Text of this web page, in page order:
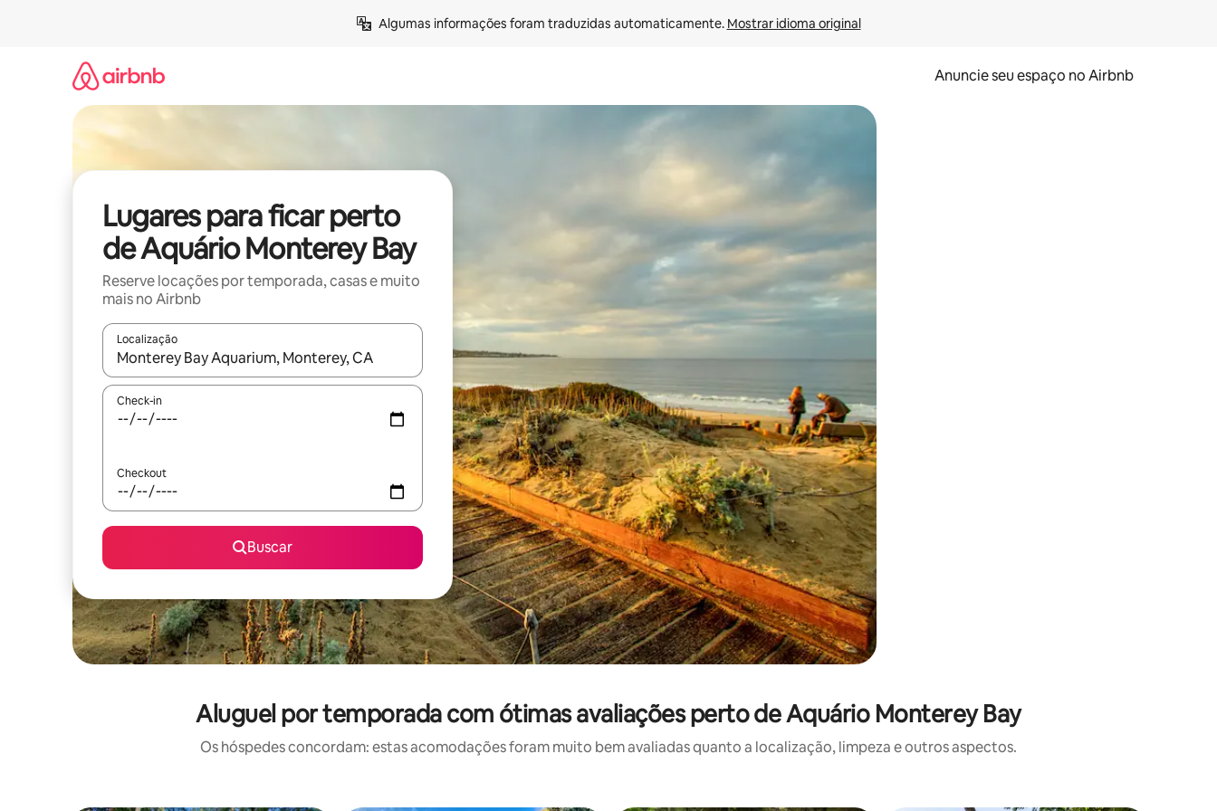
Algumas informações foram traduzidas automaticamente. Mostrar idioma original
Anuncie seu espaço no Airbnb
Lugares para ficar perto
de Aquário Monterey Bay
Reserve locações por temporada, casas e muito
mais no Airbnb
Localização
Quando os resultados estiverem disponíveis, explore-os usando as seta para cima e para baixo do teclado ou tocando e deslizando o dedo na tela.
Check-in
Checkout
Buscar
Aluguel por temporada com ótimas avaliações perto de Aquário Monterey Bay
Os hóspedes concordam: estas acomodações foram muito bem avaliadas quanto a localização, limpeza e outros aspectos.